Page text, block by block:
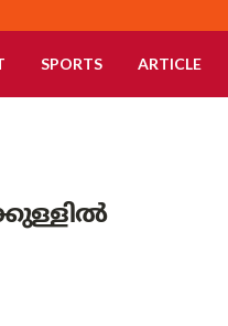
SPORTS ARTICLE